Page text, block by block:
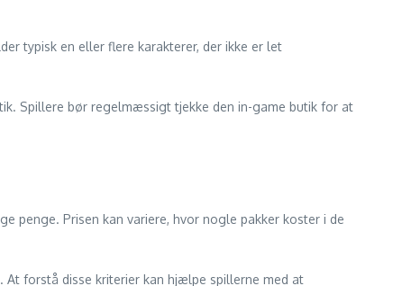
typisk en eller flere karakterer, der ikke er let
Spillere bør regelmæssigt tjekke den in-game butik for at
penge. Prisen kan variere, hvor nogle pakker koster i de
At forstå disse kriterier kan hjælpe spillerne med at